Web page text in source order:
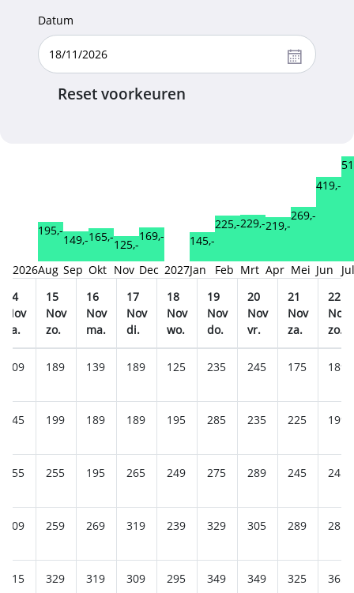
Datum
Reset voorkeuren
2026
195,-
Aug
149,-
Sep
165,-
Okt
125,-
Nov
169,-
Dec 2027
145,-
Jan
225,-
Feb
229,-
Mrt
219,-
Apr
269,-
Mei
419,-
Jun
Jul
14
Nov
za.
15
Nov
zo.
16
Nov
ma.
17
Nov
di.
18
Nov
wo.
19
Nov
do.
20
Nov
vr.
21
Nov
za.
22
Nov
zo.
209 189 139 189 125 235 245 175 189
245 199 189 189 195 285 235 225 199
255 255 195 265 249 275 289 245 245
309 259 269 319 239 329 305 289 285
315 329 319 309 295 349 349 325 365